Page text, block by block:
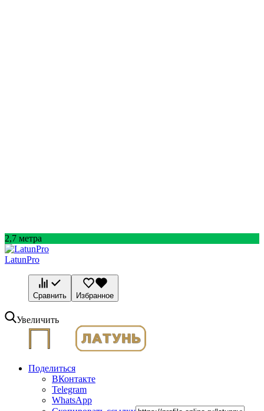
2,7 метра
LatunPro
Сравнить Избранное
Увеличить
Поделиться
ВКонтакте
Telegram
WhatsApp